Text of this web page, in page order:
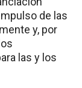
de las
y, por
las y los